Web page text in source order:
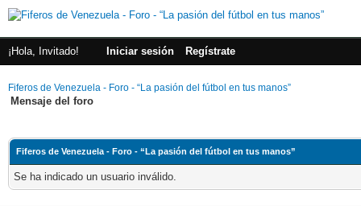
¡Hola, Invitado! Iniciar sesión Regístrate
Fiferos de Venezuela - Foro - “La pasión del fútbol en tus manos”
Mensaje del foro
Fiferos de Venezuela - Foro - “La pasión del fútbol en tus manos”
Se ha indicado un usuario inválido.